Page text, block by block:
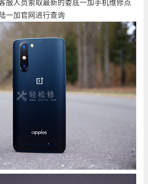
服人员索取最新的娄底一加手机维修点
一加官网进行查询